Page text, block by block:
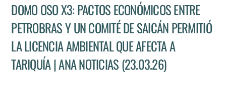
DOMO OSO X3: PACTOS ECONÓMICOS ENTRE
PETROBRAS Y UN COMITÉ DE SAICÁN PERMITIÓ
LA LICENCIA AMBIENTAL QUE AFECTA A
TARIQUÍA | ANA NOTICIAS (23.03.26)